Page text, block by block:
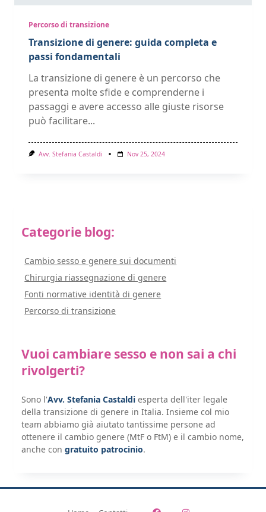
Percorso di transizione
Transizione di genere: guida completa e
passi fondamentali
La transizione di genere è un percorso che
presenta molte sfide e comprenderne i
passaggi e avere accesso alle giuste risorse
può facilitare...
Avv. Stefania Castaldi Nov 25, 2024
Categorie blog:
Cambio sesso e genere sui documenti
Chirurgia riassegnazione di genere
Fonti normative identità di genere
Percorso di transizione
Vuoi cambiare sesso e non sai a chi
rivolgerti?
Sono l'Avv. Stefania Castaldi esperta dell'iter legale
della transizione di genere in Italia. Insieme col mio
team abbiamo già aiutato tantissime persone ad
ottenere il cambio genere (MtF o FtM) e il cambio nome,
anche con gratuito patrocinio.